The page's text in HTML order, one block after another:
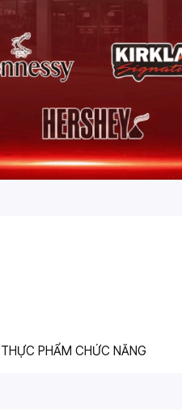
THỰC PHẨM CHỨC NĂNG